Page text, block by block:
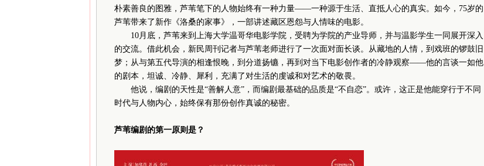
朴素善良的图雅，芦苇笔下的人物始终有一种力量——一种源于生活、直抵人心的真实。如今，75岁的
芦苇带来了新作《洛桑的家事》，一部讲述藏区恩怨与人情味的电影。
10月底，芦苇来到上海大学温哥华电影学院，受聘为学院的产业导师，并与温影学生一同展开深入
的交流。借此机会，新民周刊记者与芦苇老师进行了一次面对面长谈。从藏地的人情，到戏班的锣鼓旧
梦；从与第五代导演的相逢恨晚，到分道扬镳，再到对当下电影创作者的冷静观察——他的言谈一如他
的剧本，坦诚、冷静、犀利，充满了对生活的虔诚和对艺术的敬畏。
他说，编剧的天性是“善解人意”，而编剧最基础的品质是“不自恋”。或许，这正是他能穿行于不同
时代与人物内心，始终保有那份创作真诚的秘密。
芦苇编剧的第一原则是？